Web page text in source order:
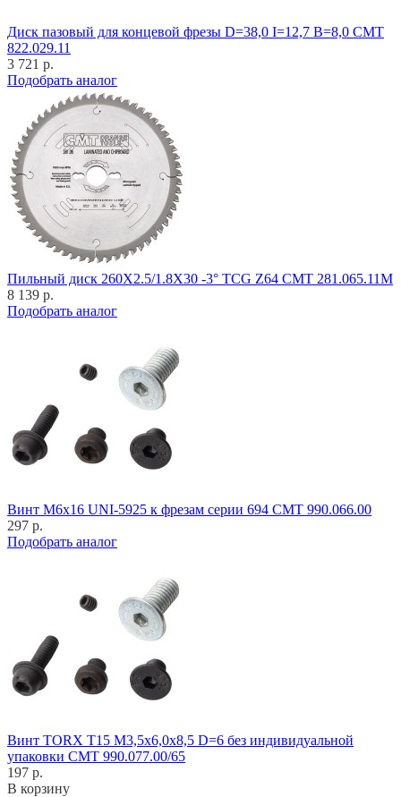
Диск пазовый для концевой фрезы D=38,0 I=12,7 B=8,0 CMT
822.029.11
3 721 р.
Подобрать аналог
Пильный диск 260X2.5/1.8X30 -3° TCG Z64 CMT 281.065.11M
8 139 р.
Подобрать аналог
Винт M6x16 UNI-5925 к фрезам серии 694 CMT 990.066.00
297 р.
Подобрать аналог
Винт TORX T15 M3,5x6,0x8,5 D=6 без индивидуальной
упаковки CMT 990.077.00/65
197 р.
В корзину